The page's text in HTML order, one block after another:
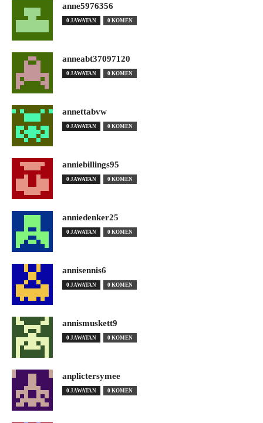
anne5976356
0 JAWATAN 0 KOMEN
anneabt37097120
0 JAWATAN 0 KOMEN
annettabvw
0 JAWATAN 0 KOMEN
anniebillings95
0 JAWATAN 0 KOMEN
anniedenker25
0 JAWATAN 0 KOMEN
annisennis6
0 JAWATAN 0 KOMEN
annismuskett9
0 JAWATAN 0 KOMEN
anplictersymee
0 JAWATAN 0 KOMEN